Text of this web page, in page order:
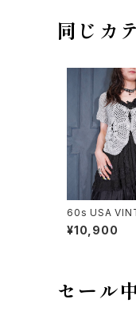
ウールニットカ
同じカ
60s USA
ER DESIGN
CROCHET
¥10,900
セール